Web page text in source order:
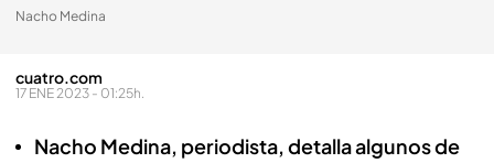
Nacho Medina
cuatro.com
17 ENE 2023 - 01:25h.
Nacho Medina, periodista, detalla algunos de